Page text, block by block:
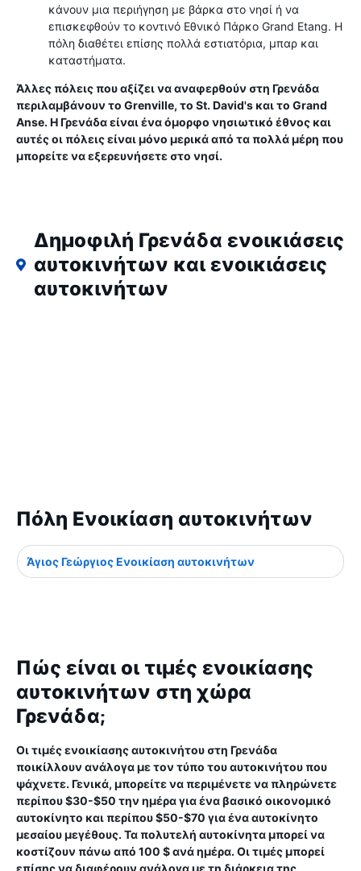
κάνουν μια περιήγηση με βάρκα στο νησί ή να
επισκεφθούν το κοντινό Εθνικό Πάρκο Grand Etang. Η
πόλη διαθέτει επίσης πολλά εστιατόρια, μπαρ και
καταστήματα.
Άλλες πόλεις που αξίζει να αναφερθούν στη Γρενάδα
περιλαμβάνουν το Grenville, το St. David's και το Grand
Anse. Η Γρενάδα είναι ένα όμορφο νησιωτικό έθνος και
αυτές οι πόλεις είναι μόνο μερικά από τα πολλά μέρη που
μπορείτε να εξερευνήσετε στο νησί.
Δημοφιλή Γρενάδα ενοικιάσεις
αυτοκινήτων και ενοικιάσεις
αυτοκινήτων
Πόλη Ενοικίαση αυτοκινήτων
Άγιος Γεώργιος Ενοικίαση αυτοκινήτων
Πώς είναι οι τιμές ενοικίασης
αυτοκινήτων στη χώρα
Γρενάδα;
Οι τιμές ενοικίασης αυτοκινήτου στη Γρενάδα
ποικίλλουν ανάλογα με τον τύπο του αυτοκινήτου που
ψάχνετε. Γενικά, μπορείτε να περιμένετε να πληρώνετε
περίπου $30-$50 την ημέρα για ένα βασικό οικονομικό
αυτοκίνητο και περίπου $50-$70 για ένα αυτοκίνητο
μεσαίου μεγέθους. Τα πολυτελή αυτοκίνητα μπορεί να
κοστίζουν πάνω από 100 $ ανά ημέρα. Οι τιμές μπορεί
επίσης να διαφέρουν ανάλογα με τη διάρκεια της